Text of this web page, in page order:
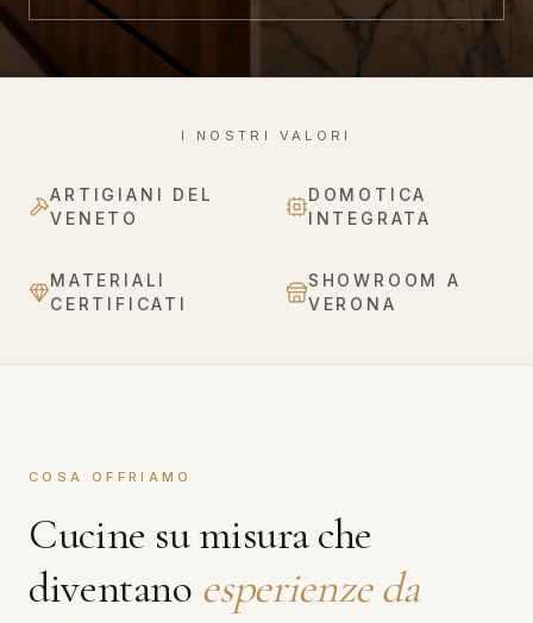
I NOSTRI VALORI
ARTIGIANI DEL
VENETO
DOMOTICA
INTEGRATA
MATERIALI
CERTIFICATI
SHOWROOM A
VERONA
COSA OFFRIAMO
Cucine su misura che
diventano esperienze da